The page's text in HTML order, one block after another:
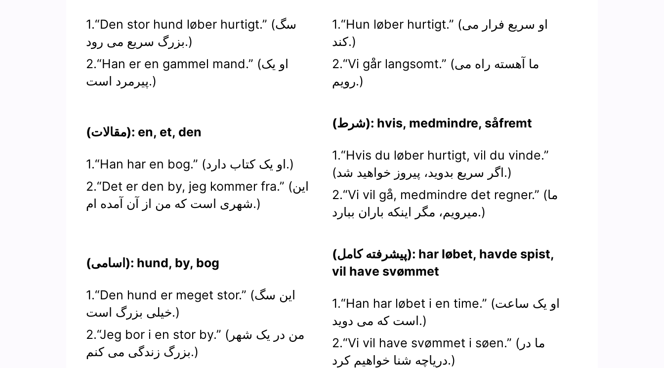
1.“Den stor hund løber hurtigt.” (سگ
بزرگ سریع می رود.)
2.“Han er en gammel mand.” (او یک
پیرمرد است.)
1.“Hun løber hurtigt.” (او سریع فرار می
کند.)
2.“Vi går langsomt.” (ما آهسته راه می
رویم.)
(مقالات): en, et, den
1.“Han har en bog.” (او یک کتاب دارد.)
2.“Det er den by, jeg kommer fra.” (این
شهری است که من از آن آمده ام.)
(شرط): hvis, medmindre, såfremt
1.“Hvis du løber hurtigt, vil du vinde.”
(اگر سریع بدوید، پیروز خواهید شد.)
2.“Vi vil gå, medmindre det regner.” (ما
میرویم، مگر اینکه باران ببارد.)
(اسامی): hund, by, bog
1.“Den hund er meget stor.” (این سگ
خیلی بزرگ است.)
2.“Jeg bor i en stor by.” (من در یک شهر
بزرگ زندگی می کنم.)
(پیشرفته کامل): har løbet, havde spist,
vil have svømmet
1.“Han har løbet i en time.” (او یک ساعت
است که می دوید.)
2.“Vi vil have svømmet i søen.” (ما در
دریاچه شنا خواهیم کرد.)